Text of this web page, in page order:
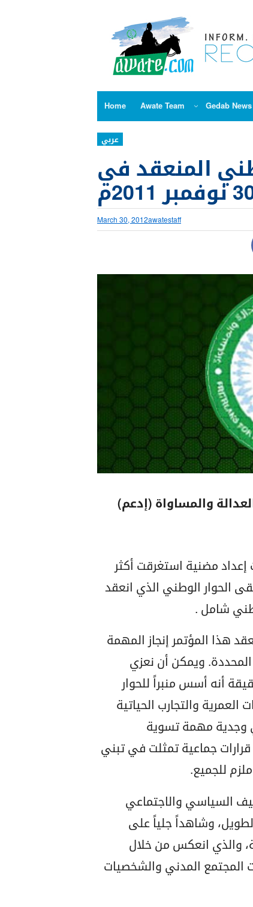
Home Awate Team Gedab News
عربي
المنعقد في
March 30, 2012awatestaff
والمساواة (إدعم)
إعداد مضنية استغرقت أكثر
الحوار الوطني الذي انعقد
هذا المؤتمر إنجاز المهمة
المحددة. ويمكن أن نعزي
أنه أسس منبراً للحوار
والتجارب الحياتية
وجدية مهمة تسوية
جماعية تمثلت في تبني
للجميع.
الطيف السياسي والاجتماعي
الطويل، وشاهداً جلياً على
والذي انعكس من خلال
المجتمع المدني والشخصيات